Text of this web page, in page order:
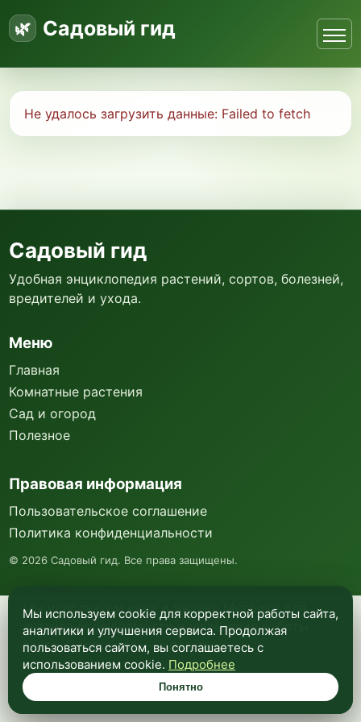
Садовый гид
Не удалось загрузить данные: Failed to fetch
Мы используем куки и Яндекс Метрику для
анализа посещаемости и улучшения работы
сайта. Подробнее —в политике
конфиденциальности.
Понятно
Садовый гид
Удобная энциклопедия растений, сортов, болезней,
вредителей и ухода.
Меню
Главная
Комнатные растения
Сад и огород
Полезное
Правовая информация
Пользовательское соглашение
Политика конфиденциальности
© 2026 Садовый гид. Все права защищены.
Мы используем cookie для корректной работы сайта,
аналитики и улучшения сервиса. Продолжая
пользоваться сайтом, вы соглашаетесь с
использованием cookie. Подробнее
Понятно